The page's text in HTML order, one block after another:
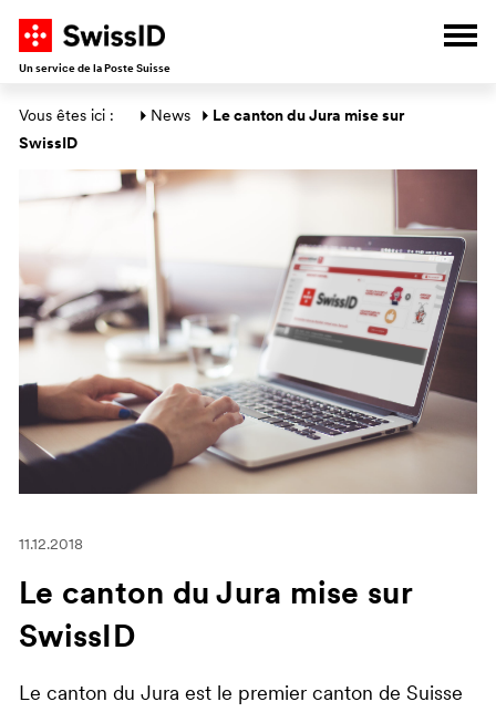
Un service de la Poste Suisse
Section générale
Vous êtes ici : News
Le canton du Jura mise sur
SwissID
11.12.2018
Le canton du Jura mise sur
SwissID
Le canton du Jura est le premier canton de Suisse